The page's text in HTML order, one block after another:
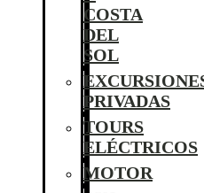
COSTA
DEL
SOL
PRIVADAS
TOURS
ELÉCTRICOS
MOTOR